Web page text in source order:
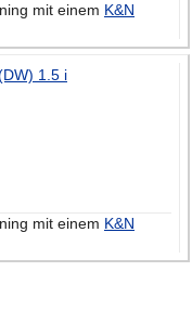
mit einem K&N
1.5 i
mit einem K&N